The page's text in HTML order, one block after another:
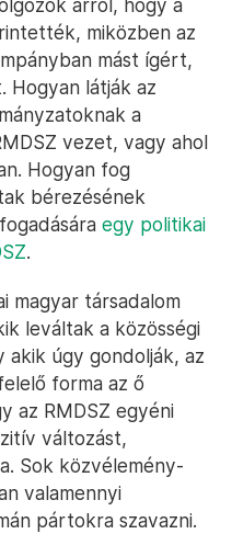
arról, hogy a
miközben az
mást ígért,
Hogyan látják az
a
vezet, vagy ahol
Hogyan fog
bérezésének
egy politikai
.
magyar társadalom
leváltak a közösségi
akik úgy gondolják, az
forma az ő
az RMDSZ egyéni
változást,
Sok közvélemény-
valamennyi
pártokra szavazni.